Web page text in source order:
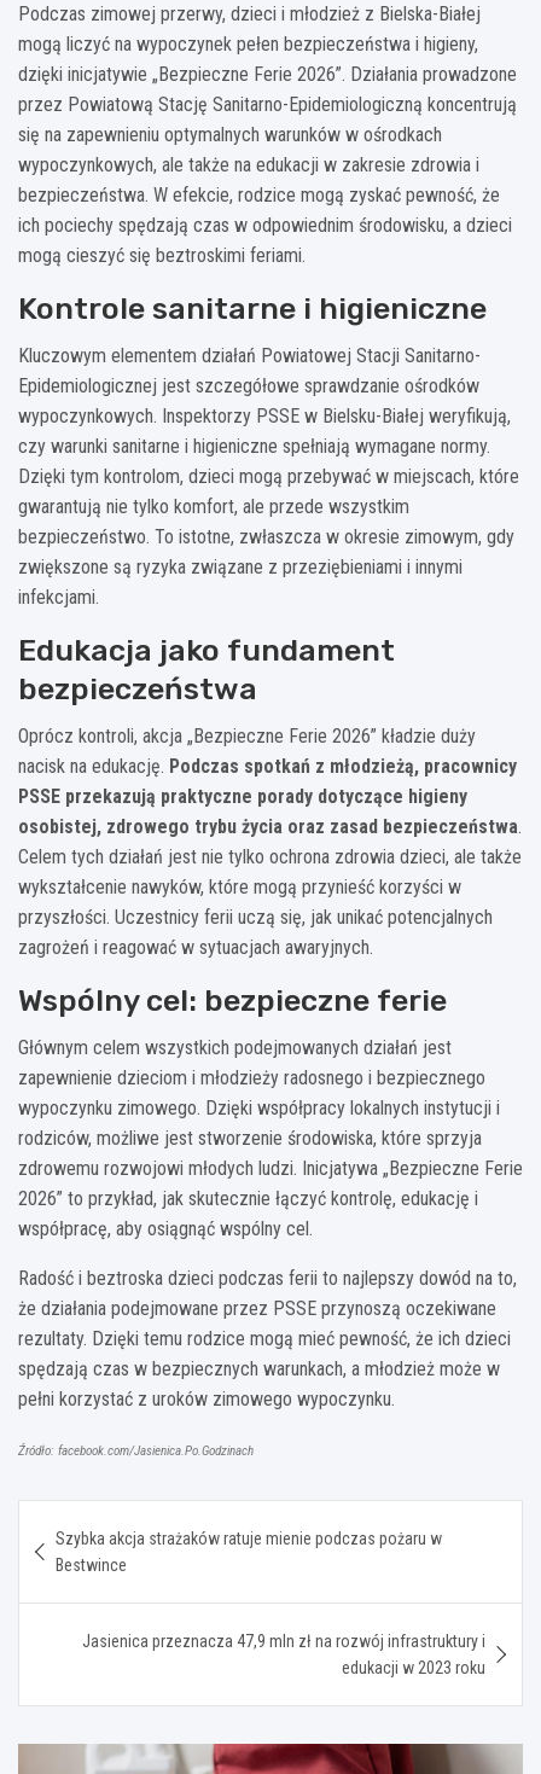
Podczas zimowej przerwy, dzieci i młodzież z Bielska-Białej
mogą liczyć na wypoczynek pełen bezpieczeństwa i higieny,
dzięki inicjatywie „Bezpieczne Ferie 2026”. Działania prowadzone
przez Powiatową Stację Sanitarno-Epidemiologiczną koncentrują
się na zapewnieniu optymalnych warunków w ośrodkach
wypoczynkowych, ale także na edukacji w zakresie zdrowia i
bezpieczeństwa. W efekcie, rodzice mogą zyskać pewność, że
ich pociechy spędzają czas w odpowiednim środowisku, a dzieci
mogą cieszyć się beztroskimi feriami.
Kontrole sanitarne i higieniczne
Kluczowym elementem działań Powiatowej Stacji Sanitarno-
Epidemiologicznej jest szczegółowe sprawdzanie ośrodków
wypoczynkowych. Inspektorzy PSSE w Bielsku-Białej weryfikują,
czy warunki sanitarne i higieniczne spełniają wymagane normy.
Dzięki tym kontrolom, dzieci mogą przebywać w miejscach, które
gwarantują nie tylko komfort, ale przede wszystkim
bezpieczeństwo. To istotne, zwłaszcza w okresie zimowym, gdy
zwiększone są ryzyka związane z przeziębieniami i innymi
infekcjami.
Edukacja jako fundament
bezpieczeństwa
Oprócz kontroli, akcja „Bezpieczne Ferie 2026” kładzie duży
nacisk na edukację. Podczas spotkań z młodzieżą, pracownicy
PSSE przekazują praktyczne porady dotyczące higieny
osobistej, zdrowego trybu życia oraz zasad bezpieczeństwa.
Celem tych działań jest nie tylko ochrona zdrowia dzieci, ale także
wykształcenie nawyków, które mogą przynieść korzyści w
przyszłości. Uczestnicy ferii uczą się, jak unikać potencjalnych
zagrożeń i reagować w sytuacjach awaryjnych.
Wspólny cel: bezpieczne ferie
Głównym celem wszystkich podejmowanych działań jest
zapewnienie dzieciom i młodzieży radosnego i bezpiecznego
wypoczynku zimowego. Dzięki współpracy lokalnych instytucji i
rodziców, możliwe jest stworzenie środowiska, które sprzyja
zdrowemu rozwojowi młodych ludzi. Inicjatywa „Bezpieczne Ferie
2026” to przykład, jak skutecznie łączyć kontrolę, edukację i
współpracę, aby osiągnąć wspólny cel.
Radość i beztroska dzieci podczas ferii to najlepszy dowód na to,
że działania podejmowane przez PSSE przynoszą oczekiwane
rezultaty. Dzięki temu rodzice mogą mieć pewność, że ich dzieci
spędzają czas w bezpiecznych warunkach, a młodzież może w
pełni korzystać z uroków zimowego wypoczynku.
Źródło: facebook.com/Jasienica.Po.Godzinach
wpisu
Szybka akcja strażaków ratuje mienie podczas pożaru w
Bestwince
Jasienica przeznacza 47,9 mln zł na rozwój infrastruktury i
edukacji w 2023 roku